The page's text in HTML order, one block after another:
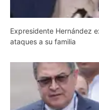
Expresidente Hernández
ataques a su familia